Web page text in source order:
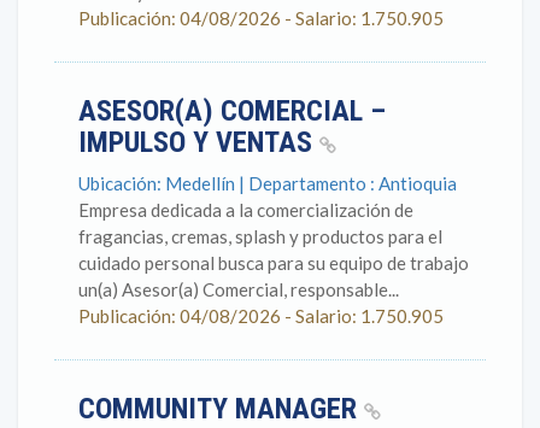
Publicación: 04/08/2026 - Salario: 1.750.905
ASESOR(A) COMERCIAL –
IMPULSO Y VENTAS
Ubicación: Medellín | Departamento : Antioquia
Empresa dedicada a la comercialización de
fragancias, cremas, splash y productos para el
cuidado personal busca para su equipo de trabajo
un(a) Asesor(a) Comercial, responsable...
Publicación: 04/08/2026 - Salario: 1.750.905
COMMUNITY MANAGER